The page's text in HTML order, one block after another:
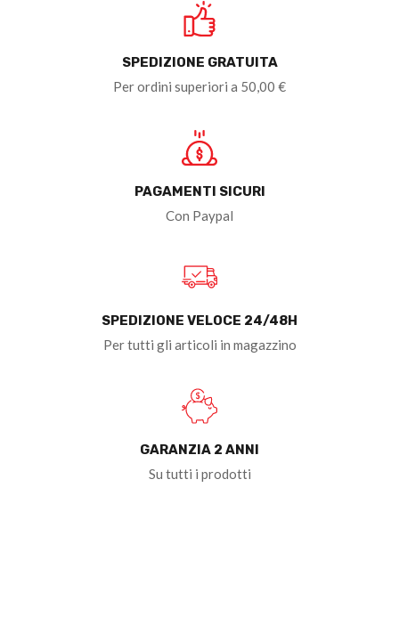
SPEDIZIONE GRATUITA
Per ordini superiori a 50,00 €
PAGAMENTI SICURI
Con Paypal
SPEDIZIONE VELOCE 24/48H
Per tutti gli articoli in magazzino
GARANZIA 2 ANNI
Su tutti i prodotti